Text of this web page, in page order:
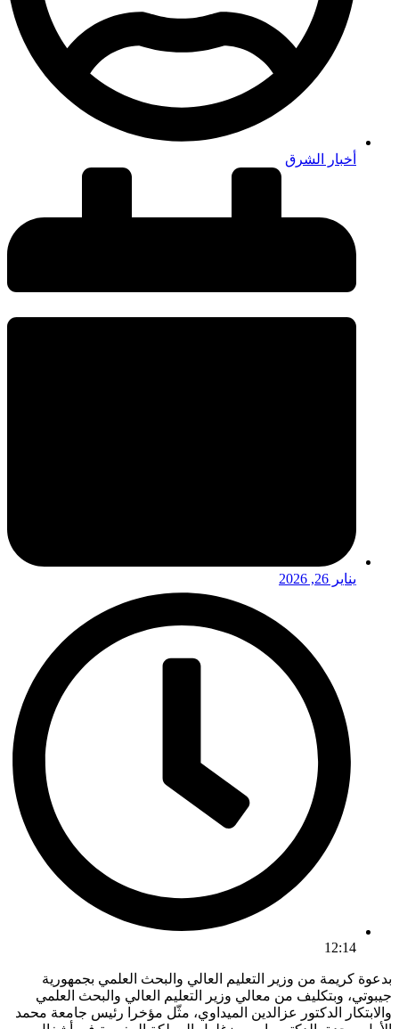
أخبار الشرق
يناير 26, 2026
12:14
بدعوة كريمة من وزير التعليم العالي والبحث العلمي بجمهورية
جيبوتي، وبتكليف من معالي وزير التعليم العالي والبحث العلمي
والابتكار الدكتور عزالدين الميداوي، مثّل مؤخرا رئيس جامعة محمد